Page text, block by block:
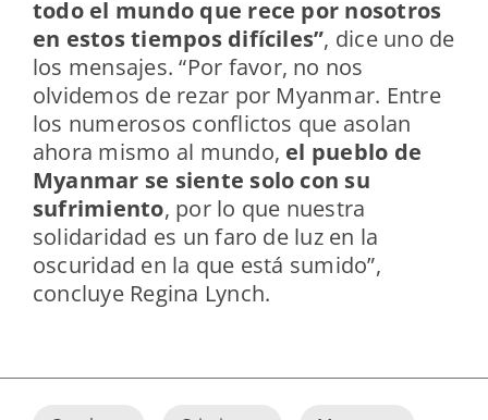
todo el mundo que rece por nosotros
en estos tiempos difíciles”, dice uno de
los mensajes.“Por favor, no nos
olvidemos de rezar por Myanmar. Entre
los numerosos conflictos que asolan
ahora mismo al mundo, el pueblo de
Myanmar se siente solo con su
sufrimiento, por lo que nuestra
solidaridad es un faro de luz en la
oscuridad en la que está sumido”,
concluye Regina Lynch.